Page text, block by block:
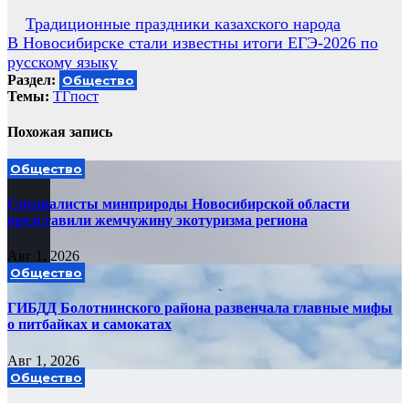
Навигация
по
записям
Традиционные праздники казахского народа
В Новосибирске стали известны итоги ЕГЭ-2026 по
русскому языку
Раздел: Общество
Темы: ТГпост
Похожая запись
Общество
Специалисты минприроды Новосибирской области
представили жемчужину экотуризма региона
Авг 1, 2026
Общество
ГИБДД Болотнинского района развенчала главные мифы
о питбайках и самокатах
Авг 1, 2026
Общество